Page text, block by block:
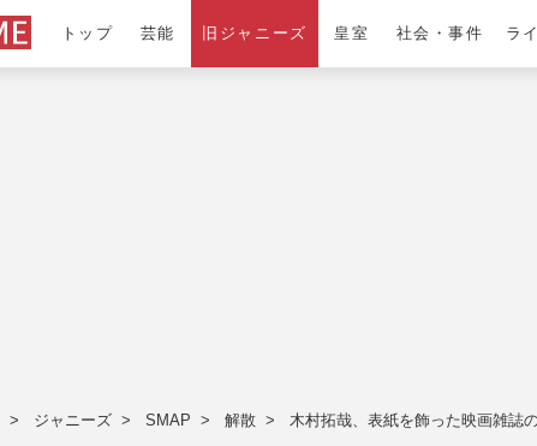
トップ 芸能 旧ジャニーズ 皇室 社会・事件 ラ
ジャニーズ SMAP 解散 木村拓哉、表紙を飾った映画雑誌